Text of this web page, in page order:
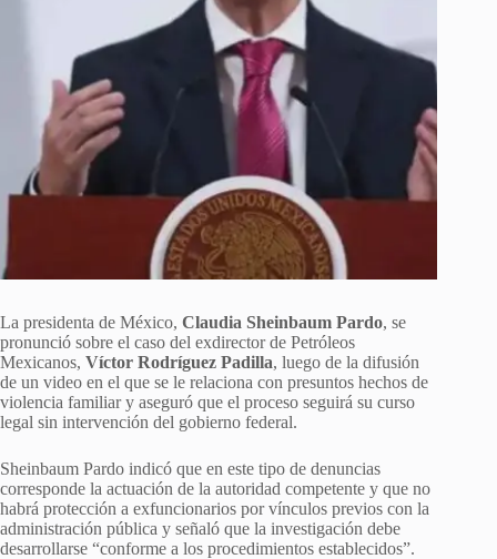
La presidenta de México, Claudia Sheinbaum Pardo, se
pronunció sobre el caso del exdirector de Petróleos
Mexicanos, Víctor Rodríguez Padilla, luego de la difusión
de un video en el que se le relaciona con presuntos hechos de
violencia familiar y aseguró que el proceso seguirá su curso
legal sin intervención del gobierno federal.
Sheinbaum Pardo indicó que en este tipo de denuncias
corresponde la actuación de la autoridad competente y que no
habrá protección a exfuncionarios por vínculos previos con la
administración pública y señaló que la investigación debe
desarrollarse “conforme a los procedimientos establecidos”.